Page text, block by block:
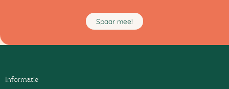
Spaar mee!
Informatie